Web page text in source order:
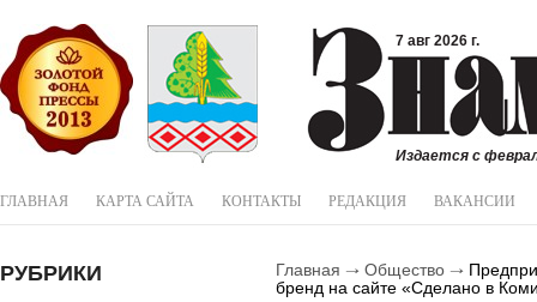
7 авг 2026 г.
Издается с
ГЛАВНАЯ КАРТА САЙТА КОНТАКТЫ РЕДАКЦИЯ ВАКАНСИИ
РУБРИКИ Главная Общество
бренд на сайте «Сделано в